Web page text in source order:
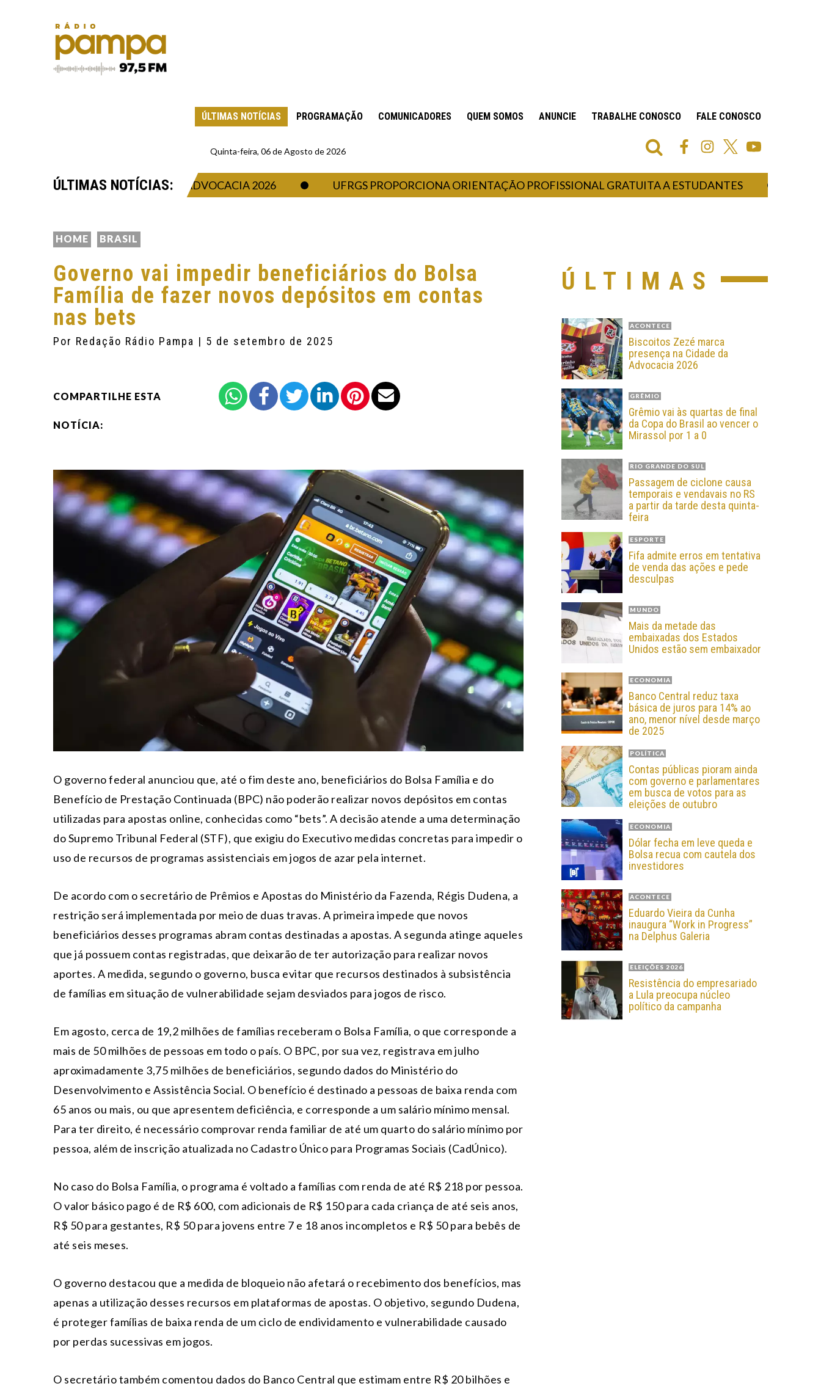
ÚLTIMAS NOTÍCIAS PROGRAMAÇÃO COMUNICADORES QUEM SOMOS ANUNCIE TRABALHE CONOSCO FALE CONOSCO
Quinta-feira, 06 de Agosto de 2026
ÚLTIMAS NOTÍCIAS:
PRESENÇA NA CIDADE DA ADVOCACIA 2026 UFRGS PROPORCIONA ORIENTAÇÃO PROFISSIONAL GRATUITA A ESTUDANTES
HOME BRASIL
Governo vai impedir beneficiários do Bolsa
Família de fazer novos depósitos em contas
nas bets
Por Redação Rádio Pampa | 5 de setembro de 2025
COMPARTILHE ESTA
NOTÍCIA:
O governo federal anunciou que, até o fim deste ano, beneficiários do Bolsa Família e do
Benefício de Prestação Continuada (BPC) não poderão realizar novos depósitos em contas
utilizadas para apostas online, conhecidas como “bets”. A decisão atende a uma determinação
do Supremo Tribunal Federal (STF), que exigiu do Executivo medidas concretas para impedir o
uso de recursos de programas assistenciais em jogos de azar pela internet.
De acordo com o secretário de Prêmios e Apostas do Ministério da Fazenda, Régis Dudena, a
restrição será implementada por meio de duas travas. A primeira impede que novos
beneficiários desses programas abram contas destinadas a apostas. A segunda atinge aqueles
que já possuem contas registradas, que deixarão de ter autorização para realizar novos
aportes. A medida, segundo o governo, busca evitar que recursos destinados à subsistência
de famílias em situação de vulnerabilidade sejam desviados para jogos de risco.
Em agosto, cerca de 19,2 milhões de famílias receberam o Bolsa Família, o que corresponde a
mais de 50 milhões de pessoas em todo o país. O BPC, por sua vez, registrava em julho
aproximadamente 3,75 milhões de beneficiários, segundo dados do Ministério do
Desenvolvimento e Assistência Social. O benefício é destinado a pessoas de baixa renda com
65 anos ou mais, ou que apresentem deficiência, e corresponde a um salário mínimo mensal.
Para ter direito, é necessário comprovar renda familiar de até um quarto do salário mínimo por
pessoa, além de inscrição atualizada no Cadastro Único para Programas Sociais (CadÚnico).
No caso do Bolsa Família, o programa é voltado a famílias com renda de até R$ 218 por pessoa.
O valor básico pago é de R$ 600, com adicionais de R$ 150 para cada criança de até seis anos,
R$ 50 para gestantes, R$ 50 para jovens entre 7 e 18 anos incompletos e R$ 50 para bebês de
até seis meses.
O governo destacou que a medida de bloqueio não afetará o recebimento dos benefícios, mas
apenas a utilização desses recursos em plataformas de apostas. O objetivo, segundo Dudena,
é proteger famílias de baixa renda de um ciclo de endividamento e vulnerabilidade causado
por perdas sucessivas em jogos.
O secretário também comentou dados do Banco Central que estimam entre R$ 20 bilhões e
ÚLTIMAS
ACONTECE
Biscoitos Zezé marca
presença na Cidade da
Advocacia 2026
GRÊMIO
Grêmio vai às quartas de final
da Copa do Brasil ao vencer o
Mirassol por 1 a 0
RIO GRANDE DO SUL
Passagem de ciclone causa
temporais e vendavais no RS
a partir da tarde desta quinta-
feira
ESPORTE
Fifa admite erros em tentativa
de venda das ações e pede
desculpas
MUNDO
Mais da metade das
embaixadas dos Estados
Unidos estão sem embaixador
ECONOMIA
Banco Central reduz taxa
básica de juros para 14% ao
ano, menor nível desde março
de 2025
POLÍTICA
Contas públicas pioram ainda
com governo e parlamentares
em busca de votos para as
eleições de outubro
ECONOMIA
Dólar fecha em leve queda e
Bolsa recua com cautela dos
investidores
ACONTECE
Eduardo Vieira da Cunha
inaugura “Work in Progress”
na Delphus Galeria
ELEIÇÕES 2026
Resistência do empresariado
a Lula preocupa núcleo
político da campanha